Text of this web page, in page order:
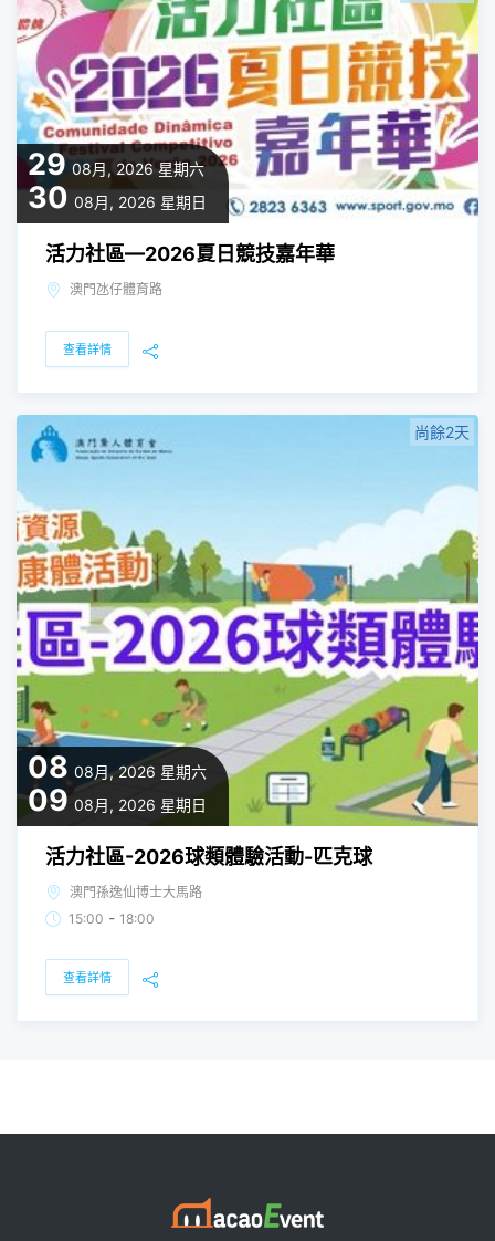
29 08月, 2026 星期六
30 08月, 2026 星期日
活力社區—2026夏日競技嘉年華
澳門氹仔體育路
查看詳情
08 08月, 2026 星期六
09 08月, 2026 星期日
尚餘2天
活力社區-2026球類體驗活動-匹克球
澳門孫逸仙博士大馬路
15:00 - 18:00
查看詳情